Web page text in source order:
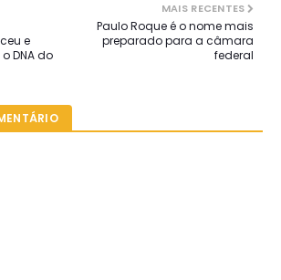
MAIS RECENTES
Paulo Roque é o nome mais
preparado para a câmara
federal
e
DNA do